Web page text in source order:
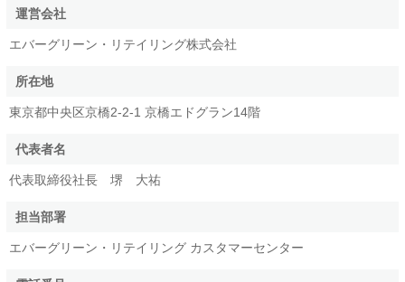
運営会社
エバーグリーン・リテイリング株式会社
所在地
東京都中央区京橋2-2-1 京橋エドグラン14階
代表者名
代表取締役社長 堺 大祐
担当部署
エバーグリーン・リテイリング カスタマーセンター